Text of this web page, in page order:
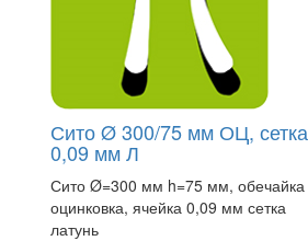
Сито Ø 300/75 мм ОЦ, сетка
0,09 мм Л
Сито Ø=300 мм h=75 мм, обечайка
оцинковка, ячейка 0,09 мм сетка
латунь